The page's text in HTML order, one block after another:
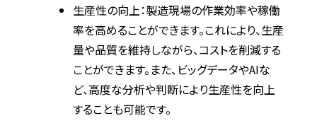
生産性の向上：製造現場の作業効率や稼働
率を高めることができます。これにより、生産
量や品質を維持しながら、コストを削減する
ことができます。また、ビッグデータやAIな
ど、高度な分析や判断により生産性を向上
することも可能です。